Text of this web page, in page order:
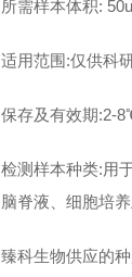
所需样本体积:
适用范围:仅供科
保存及有效期:2-
检测样本种类:用
脑脊液、细胞培
臻科生物供应的